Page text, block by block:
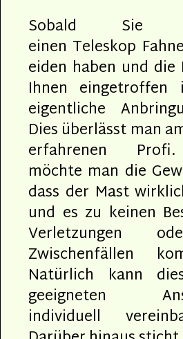
Sobald Sie
einen Teleskop
eiden haben und die
Ihnen
eigentliche
Dies überlässt man
erfahrenen
möchte man die
dass der Mast
und es zu keinen
Verletzungen
Zwischenfällen
Natürlich kann
geeigneten
individuell